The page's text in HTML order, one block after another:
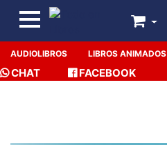
AUDIOLIBROS LIBROS ANIMADOS
CHAT FACEBOOK